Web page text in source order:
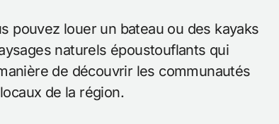
pouvez louer un bateau ou des kayaks
naturels époustouflants qui
de découvrir les communautés
de la région.